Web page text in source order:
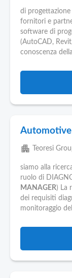
Pubblica
Offerte
di
fornitori e
software di
(AutoCAD,
conoscenza
apartment Teoresi
siamo alla
ruolo di
MANAGER) La
dei requisiti
monitoraggio